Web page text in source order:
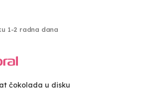
1-2 radna dana
čokolada u disku